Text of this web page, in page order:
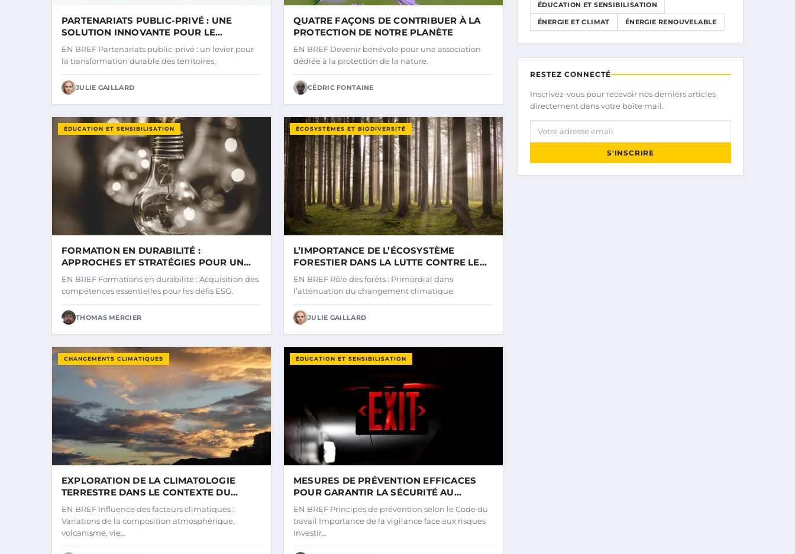
PARTENARIATS PUBLIC-PRIVÉ : UNE
SOLUTION INNOVANTE POUR LE
DÉVELOPPEMENT DURABLE
EN BREF Partenariats public-privé : un levier pour
la transformation durable des territoires.
JULIE GAILLARD
QUATRE FAÇONS DE CONTRIBUER À LA
PROTECTION DE NOTRE PLANÈTE
EN BREF Devenir bénévole pour une association
dédiée à la protection de la nature.
CÉDRIC FONTAINE
ÉDUCATION ET SENSIBILISATION
FORMATION EN DURABILITÉ :
APPROCHES ET STRATÉGIES POUR UN
AVENIR DURABLE
EN BREF Formations en durabilité : Acquisition des
compétences essentielles pour les défis ESG.
THOMAS MERCIER
ÉCOSYSTÈMES ET BIODIVERSITÉ
L’IMPORTANCE DE L’ÉCOSYSTÈME
FORESTIER DANS LA LUTTE CONTRE LE
CHANGEMENT CLIMATIQUE
EN BREF Rôle des forêts : Primordial dans
l’atténuation du changement climatique.
JULIE GAILLARD
CHANGEMENTS CLIMATIQUES
EXPLORATION DE LA CLIMATOLOGIE
TERRESTRE DANS LE CONTEXTE DU
SYSTÈME SOLAIRE : PREMIÈRE PARTIE
EN BREF Influence des facteurs climatiques :
Variations de la composition atmosphérique,
volcanisme, vie…
ÉDUCATION ET SENSIBILISATION
MESURES DE PRÉVENTION EFFICACES
POUR GARANTIR LA SÉCURITÉ AU
QUOTIDIEN
EN BREF Principes de prévention selon le Code du
travail Importance de la vigilance face aux risques
Investir…
ÉDUCATION ET SENSIBILISATION
ÉNERGIE ET CLIMAT ÉNERGIE RENOUVELABLE
RESTEZ CONNECTÉ
Inscrivez-vous pour recevoir nos derniers articles
directement dans votre boîte mail.
Votre adresse email
S'INSCRIRE